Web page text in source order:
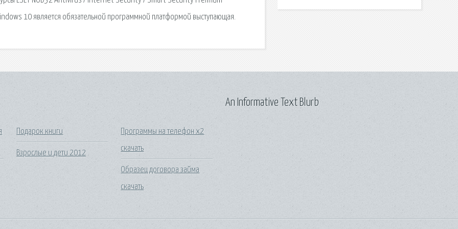
10 является обязательной программной платформой выступающая.
Подарок книги
Взрослые и дети 2012
Программы на телефон х2
скачать
Образец договора займа
скачать
An Informative Text Blurb